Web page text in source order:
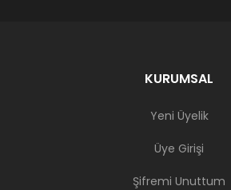
KURUMSAL
Yeni Üyelik
Üye Girişi
Şifremi Unuttum